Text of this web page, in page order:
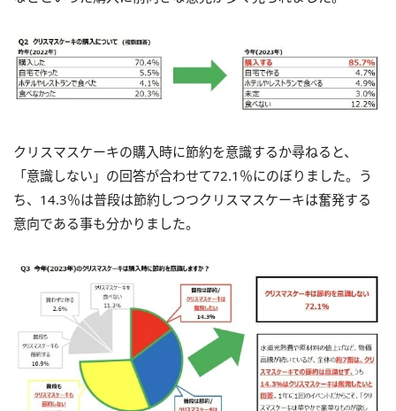
クリスマスケーキの購入時に節約を意識するか尋ねると、
「意識しない」の回答が合わせて72.1％にのぼりました。う
ち、14.3％は普段は節約しつつクリスマスケーキは奮発する
意向である事も分かりました。